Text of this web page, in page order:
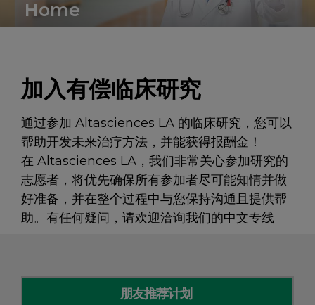
Home
加入有偿临床研究
通过参加 Altasciences LA 的临床研究，您可以
帮助开发未来治疗方法，并能获得报酬金！
在 Altasciences LA，我们非常关心参加研究的
志愿者，将优先确保所有参加者尽可能知情并做
好准备，并在整个过程中与您保持沟通且提供帮
助。有任何疑问，请欢迎洽询我们的中文专线
朋友推荐计划